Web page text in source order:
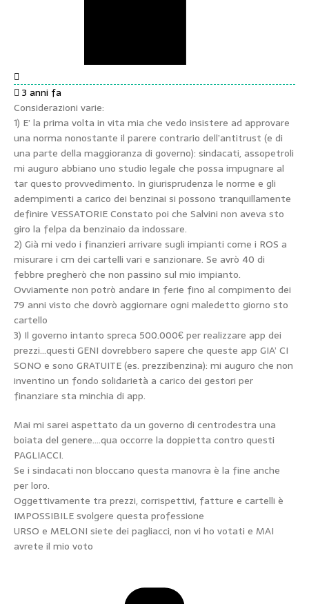
3 anni fa
Considerazioni varie:
1) E’ la prima volta in vita mia che vedo insistere ad approvare
una norma nonostante il parere contrario dell’antitrust (e di
una parte della maggioranza di governo): sindacati, assopetroli
mi auguro abbiano uno studio legale che possa impugnare al
tar questo provvedimento. In giurisprudenza le norme e gli
adempimenti a carico dei benzinai si possono tranquillamente
definire VESSATORIE Constato poi che Salvini non aveva sto
giro la felpa da benzinaio da indossare.
2) Già mi vedo i finanzieri arrivare sugli impianti come i ROS a
misurare i cm dei cartelli vari e sanzionare. Se avrò 40 di
febbre pregherò che non passino sul mio impianto.
Ovviamente non potrò andare in ferie fino al compimento dei
79 anni visto che dovrò aggiornare ogni maledetto giorno sto
cartello
3) Il governo intanto spreca 500.000€ per realizzare app dei
prezzi…questi GENI dovrebbero sapere che queste app GIA’ CI
SONO e sono GRATUITE (es. prezzibenzina): mi auguro che non
inventino un fondo solidarietà a carico dei gestori per
finanziare sta minchia di app.
Mai mi sarei aspettato da un governo di centrodestra una
boiata del genere….qua occorre la doppietta contro questi
PAGLIACCI.
Se i sindacati non bloccano questa manovra è la fine anche
per loro.
Oggettivamente tra prezzi, corrispettivi, fatture e cartelli è
IMPOSSIBILE svolgere questa professione
URSO e MELONI siete dei pagliacci, non vi ho votati e MAI
avrete il mio voto